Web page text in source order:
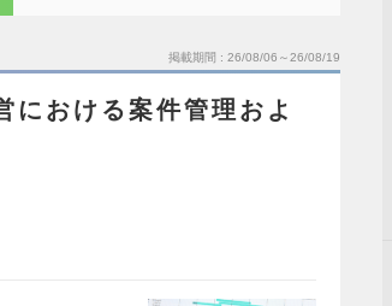
掲載期間 26/08/06～26/08/19
における案件管理およ